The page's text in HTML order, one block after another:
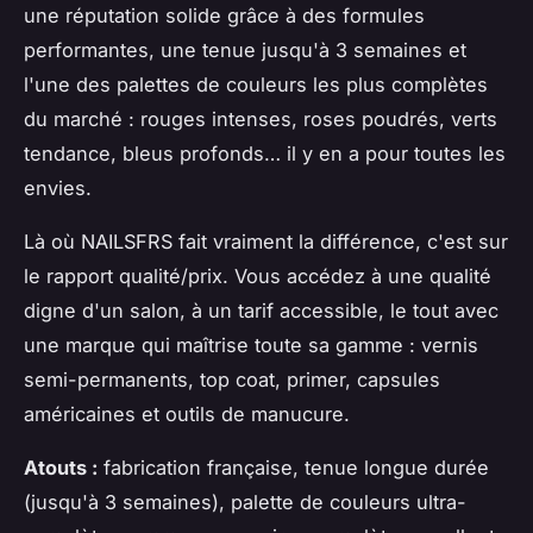
une réputation solide grâce à des formules
performantes, une tenue jusqu'à 3 semaines et
l'une des palettes de couleurs les plus complètes
du marché : rouges intenses, roses poudrés, verts
tendance, bleus profonds… il y en a pour toutes les
envies.
Là où NAILSFRS fait vraiment la différence, c'est sur
le rapport qualité/prix. Vous accédez à une qualité
digne d'un salon, à un tarif accessible, le tout avec
une marque qui maîtrise toute sa gamme : vernis
semi-permanents, top coat, primer, capsules
américaines et outils de manucure.
Atouts : fabrication française, tenue longue durée
(jusqu'à 3 semaines), palette de couleurs ultra-